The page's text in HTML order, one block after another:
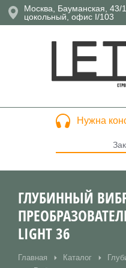
Москва, Бауманская, 43/
цокольный, офис I/103
Нужна
ГЛУБИННЫЙ
LIGHT 36
Вы здесь:
Главная Каталог